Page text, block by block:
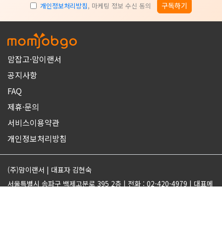
개인정보처리방침, 마케팅 정보 수신 동의 구독하기
맘잡고·맘이랜서
공지사항
FAQ
제휴·문의
서비스이용약관
개인정보처리방침
(주)맘이랜서 | 대표자 김현숙
서울특별시 송파구 백제고분로 395 2층 | 전화 : 02-420-4979 | 대표메